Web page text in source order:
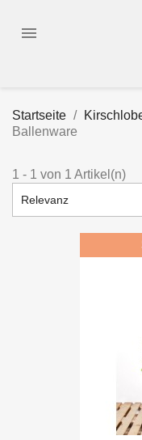

Startseite
Ballenware
Relevanz
1 - 1 von 1 Artikel(n)